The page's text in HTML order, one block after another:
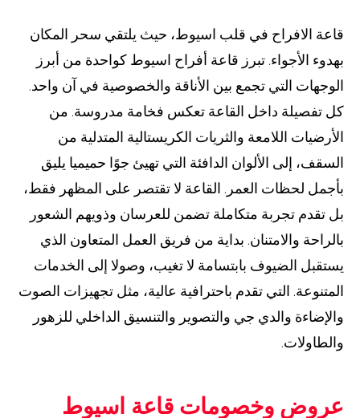
قاعة الافراح في قلب اسيوط، حيث يلتقي سحر المكان
بهدوء الأجواء. تبرز قاعة أفراح اسيوط كواحدة من أبرز
الوجهات التي تجمع بين الأناقة والخصوصية في آن واحد.
كل تفصيلة داخل القاعة تعكس فخامة مدروسة. من
الأرضيات اللامعة والثريات الكريستالية المتدلية من
السقف، إلى الألوان الدافئة التي تهيئ جوًا حميميا يليق
بأجمل لحظات العمر. القاعة لا تقتصر على المظهر فقط،
بل تقدم تجربة متكاملة تضمن للعرسان وذويهم الشعور
بالراحة والامتنان. بداية من فريق العمل المتعاون الذي
يستقبل الضيوف بابتسامة لا تغيب، وصولا إلى الخدمات
المتنوعة. التي تقدم باحترافية عالية، مثل تجهيزات الصوت
والإضاءة والدي جي والتصوير والتنسيق الداخلي للزهور
والطاولات.
عروض وخصومات قاعة اسيوط